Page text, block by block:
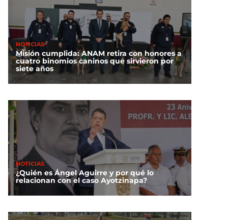
NOTICIAS
Misión cumplida: ANAM retira con honores a
cuatro binomios caninos que sirvieron por
siete años
NOTICIAS
¿Quién es Ángel Aguirre y por qué lo
relacionan con el caso Ayotzinapa?